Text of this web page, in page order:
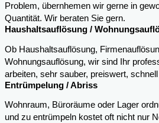
Problem, übernhemen wir gerne in
Quantität. Wir beraten Sie gern.
Haushaltsauflösung /
Ob Haushaltsauflösung,
Wohnungsauflösung, wir sind Ihr
arbeiten, sehr sauber, preiswert,
Entrümpelung / Abriss
Wohnraum, Büroräume oder Lager
und zu entrümpeln kostet oft nicht nur